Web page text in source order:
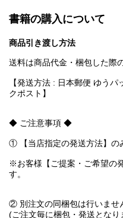
書籍の購入について
商品引き渡し方法
送料は商品代金・梱包した際
【発送方法 : 日本郵便 ゆう
クポスト】
◆ ご注意事項 ◆
① 【当店指定の発送方法】の
※お客様【ご提案・ご希望の
す。
② 別注文の同梱包は行いませ
(ご注文毎に梱包・発送となり